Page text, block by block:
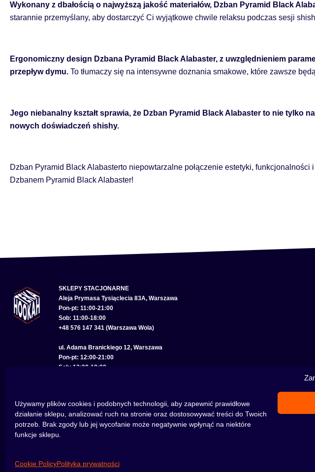
Używamy plików cookies i podobnych technologii, aby zapewnić prawidłowe
działanie sklepu, analizować ruch na stronie oraz dostosowywać treści do Twoich
potrzeb. Brak zgody lub jej wycofanie może negatywnie wpłynąć na niektóre
funkcje sklepu.
Cookie PolicyPolityka prywatności
Wykonany z dbałością o najwyższą jakość materiałów, Dzban Pyramid Black
starannie przemyślany, aby dostarczyć Ci wyjątkowe chwile relaksu podczas sesji
Ergonomiczny design Dzbana Pyramid Black Alabaster, z uwzględnieniem
przepływ dymu. To tłumaczy się na intensywne doznania smakowe, które zawsze
Jego niebanalny kształt sprawia, że Dzban Pyramid Black Alabaster to nie tylko
nowych doświadczeń shishy.
Dzban Pyramid Black Alabasterto niepowtarzalne połączenie estetyki,
Dzbanem Pyramid Black Alabaster!
SKLEPY STACJONARNE
Aleja Prymasa Tysiąclecia 83A, Warszawa
Pon-pt: 11:00-21:00
Sob: 11:00-18:00
+48 576 147 341 (Warszawa Wola)
ul. Adama Branickiego 12, Warszawa
Pon-pt: 12:00-21:00
Sob: 12:00-18:00
Pon-pt: 11:00-21:00
Sob: 11:00-18:00
+48 793 614 256 (Wrocław)
©2026 HOOKAHTEKA. WSZELKIE PRAWA ZASTRZEŻONE